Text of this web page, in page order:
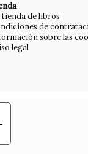
tienda de libros
de
sobre las
legal